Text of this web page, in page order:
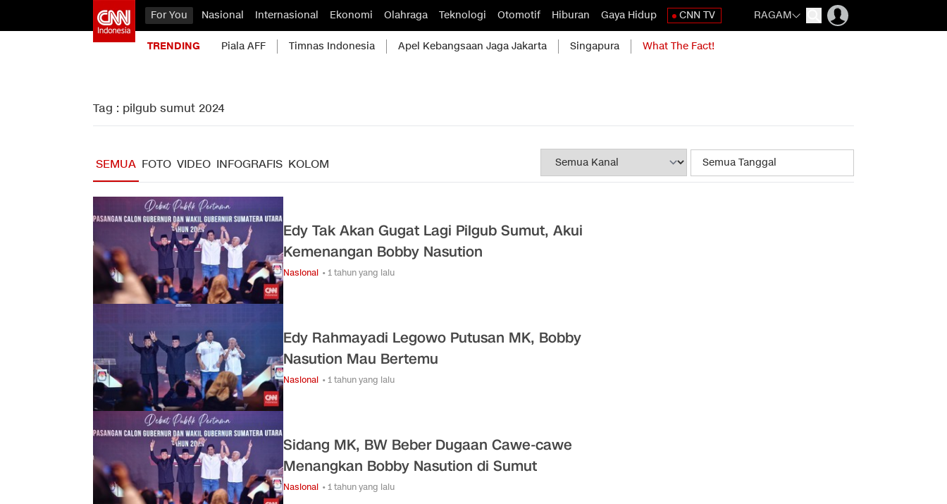
For You Nasional Internasional Ekonomi Olahraga Teknologi Otomotif Hiburan Gaya Hidup CNN TV RAGAM
TRENDING Piala AFF Timnas Indonesia Apel Kebangsaan Jaga Jakarta Singapura What The Fact!
Tag : pilgub sumut 2024
SEMUA FOTO VIDEO INFOGRAFIS KOLOM
Edy Tak Akan Gugat Lagi Pilgub Sumut, Akui
Kemenangan Bobby Nasution
Nasional • 1 tahun yang lalu
Edy Rahmayadi Legowo Putusan MK, Bobby
Nasution Mau Bertemu
Nasional • 1 tahun yang lalu
Sidang MK, BW Beber Dugaan Cawe-cawe
Menangkan Bobby Nasution di Sumut
Nasional • 1 tahun yang lalu